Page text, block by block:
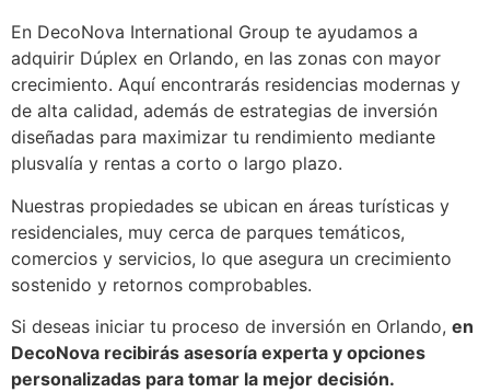
En DecoNova International Group te ayudamos a
adquirir Dúplex en Orlando, en las zonas con mayor
crecimiento. Aquí encontrarás residencias modernas y
de alta calidad, además de estrategias de inversión
diseñadas para maximizar tu rendimiento mediante
plusvalía y rentas a corto o largo plazo.
Nuestras propiedades se ubican en áreas turísticas y
residenciales, muy cerca de parques temáticos,
comercios y servicios, lo que asegura un crecimiento
sostenido y retornos comprobables.
Si deseas iniciar tu proceso de inversión en Orlando, en
DecoNova recibirás asesoría experta y opciones
personalizadas para tomar la mejor decisión.